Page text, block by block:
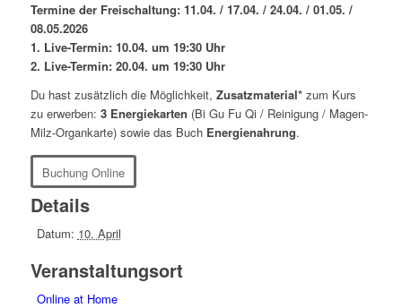
Termine der Freischaltung: 11.04. / 17.04. / 24.04. / 01.05. /
08.05.2026
1. Live-Termin: 10.04. um 19:30 Uhr
2. Live-Termin: 20.04. um 19:30 Uhr
Du hast zusätzlich die Möglichkeit, Zusatzmaterial*zum Kurs
zu erwerben: 3 Energiekarten (Bi Gu Fu Qi / Reinigung / Magen-
Milz-Organkarte) sowie das Buch Energienahrung.
Buchung Online
Details
Datum: 10. April
Veranstaltungsort
Online at Home